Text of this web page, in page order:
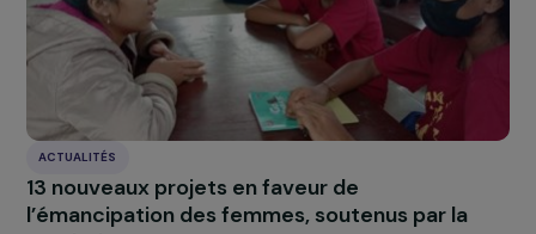
À LA UNE
Nos Actualités
Explorer les actualités